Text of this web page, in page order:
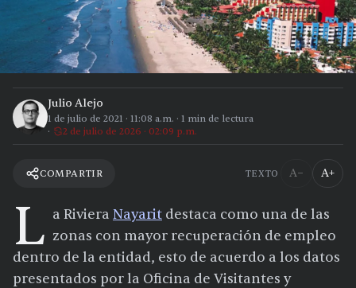
Julio Alejo
1 de julio de 2021 · 11:08 a.m. · 1 min de lectura
2 de julio de 2026 · 02:09 p.m.
COMPARTIR TEXTO A− A+
L a Riviera Nayarit destaca como una de las
zonas con mayor recuperación de empleo
dentro de la entidad, esto de acuerdo a los datos
presentados por la Oficina de Visitantes y